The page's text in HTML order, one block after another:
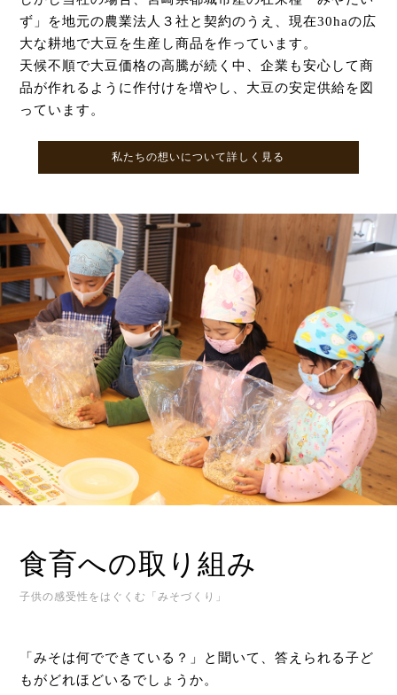
ず」を地元の農業法人３社と契約のうえ、現在30haの広
大な耕地で大豆を生産し商品を作っています。
天候不順で大豆価格の高騰が続く中、企業も安心して商
品が作れるように作付けを増やし、大豆の安定供給を図
っています。
私たちの想いについて詳しく見る
食育への取り組み
子供の感受性をはぐくむ「みそづくり」
「みそは何でできている？」と聞いて、答えられる子ど
もがどれほどいるでしょうか。